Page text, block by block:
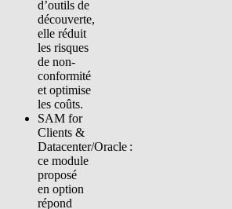
d’outils de
découverte,
elle réduit
les risques
de non-
conformité
et optimise
les coûts.
SAM for
Clients &
Datacenter/Oracle :
ce module
proposé
en option
répond